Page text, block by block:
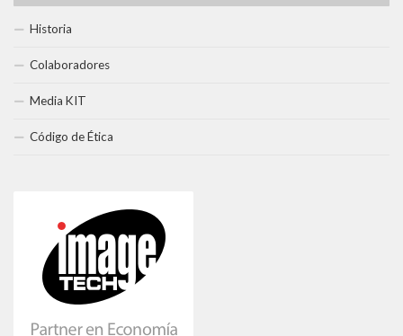
Historia
Colaboradores
Media KIT
Código de Ética